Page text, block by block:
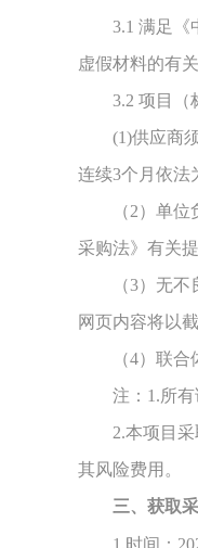
3.1 满足《
虚假材料的有
3.2 项目（
(1)供应商
连续3个月依法
（2）单位
采购法》有关
（3）无不
网页内容将以
（4）联合
注： 1.所
2.本项目
其风险费用。
三、获取
1.时间：